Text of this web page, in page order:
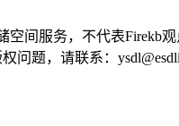
间服务，不代表Firekb
问题，请联系：